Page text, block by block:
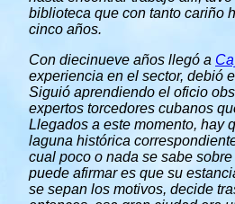
biblioteca que con tanto cariño
cinco años.
Con diecinueve años llegó a
experiencia en el sector, debió
Siguió aprendiendo el oficio
expertos torcedores cubanos
Llegados a este momento, hay
laguna histórica
cual poco o nada se sabe
puede afirmar es que su
se sepan los motivos, decide